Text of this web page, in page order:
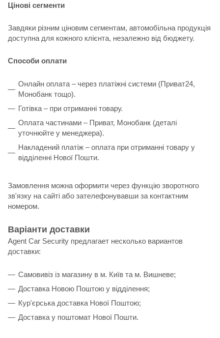
Цінові сегменти
Завдяки різним ціновим сегментам, автомобільна продукція
доступна для кожного клієнта, незалежно від бюджету.
Способи оплати
Онлайн оплата – через платіжні системи (Приват24,
Монобанк тощо).
Готівка – при отриманні товару.
Оплата частинами – Приват, Монобанк (деталі
уточнюйте у менеджера).
Накладений платіж – оплата при отриманні товару у
відділенні Нової Пошти.
Замовлення можна оформити через функцію зворотного
зв'язку на сайті або зателефонувавши за контактним
номером.
Варіанти доставки
Agent Car Security предлагает несколько вариантов
доставки:
Самовивіз із магазину в м. Київ та м. Вишневе;
Доставка Новою Поштою у відділення;
Кур'єрська доставка Нової Поштою;
Доставка у поштомат Нової Пошти.